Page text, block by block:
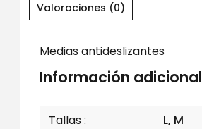
Valoraciones (0)
Medias antideslizantes
Información adicional
Tallas L, M